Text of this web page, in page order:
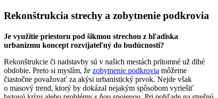
Rekonštrukcia strechy a zobytnenie podkrovia
Je využitie priestoru pod šikmou strechou z hľadiska
urbanizmu koncept rozvíjateľný do budúcnosti?
Rekonštrukcie či nadstavby sú v našich mestách prítomné už dlhé
obdobie. Preto si myslím, že zobytnenie podkrovia môžeme
čiastočne považovať za akýsi urbanistický prvok. Nejde však
o masový trend, ktorý by dokázal nejakým spôsobom vyriešiť